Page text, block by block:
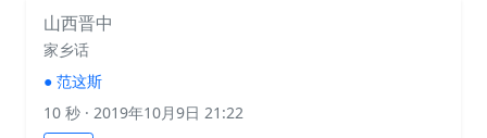
山西晋中
家乡话
● 范这斯
10 秒 · 2019年10月9日 21:22